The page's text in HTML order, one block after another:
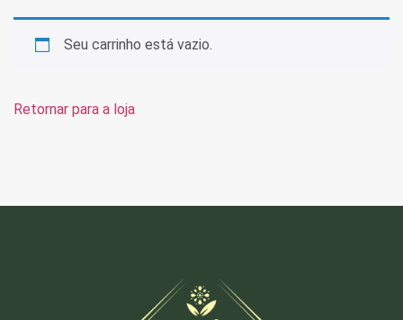
Seu carrinho está vazio.
Retornar para a loja